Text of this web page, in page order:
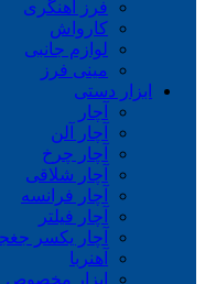
فرز آهنگری
کارواش
لوازم جانبی
مینی فرز
ابزار دستی
آچار
آچار آلن
آچار چرخ
آچار شلاقی
آچار فرانسه
آچار فیلتر
آچار یکسر
آهنربا
ابزار مخصوص